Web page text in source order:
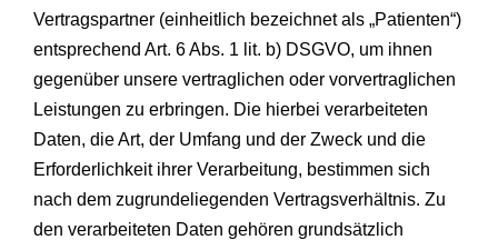
Vertragspartner (einheitlich bezeichnet als „Patienten“)
entsprechend Art. 6 Abs. 1 lit. b) DSGVO, um ihnen
gegenüber unsere vertraglichen oder vorvertraglichen
Leistungen zu erbringen. Die hierbei verarbeiteten
Daten, die Art, der Umfang und der Zweck und die
Erforderlichkeit ihrer Verarbeitung, bestimmen sich
nach dem zugrundeliegenden Vertragsverhältnis. Zu
den verarbeiteten Daten gehören grundsätzlich